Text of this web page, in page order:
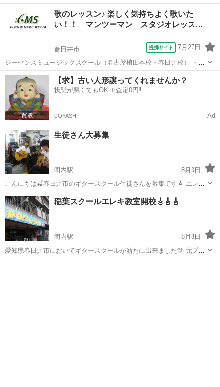
スティックギター教室お知らせです👍️生徒さん募集中です😃曜日や時
間帯はオショー先生と相談です😋残り1枠となりました🎸🎸🎸 理論や
リズム、楽譜読解力や...
小牧市 ギター リモート
歌のレッスン♪ 楽しく気持ちよく歌いた
い！！ マンツーマン スタジオレッス…
春日井市 提携サイト 7月27日
ジーセンスミュージックスクール（名古屋植田本校・春日井校） ・美
容と健康の為に、腹式呼吸をマスターしてみたい。 ・人前に出て話す
とき、緊張して声が出ない。 ・何か気軽に新しい趣味を持ちたい。 ・
カラオケで格好よく歌いたい。...
愛知 春日井市 ボーカル
【求】古い人形譲ってくれませんか？
状態が悪くてもOK🙆‍♀️査定0円‼️
COYASH Ad
生徒さん大募集
間内駅
8月3日
こんにちは🍒春日井市のギタースクール生徒さんを募集です🎸 エレキ
教室・稲葉先生（火曜日・夜月2回・6千円～）オンライン教室・エレ
キ（毎週1回・月2回・8千円）にて開催しています🙆‍♀️お笑い教室と言
われます当店授業・1度お...
愛知 春日井市 間内駅 ギター お笑い
稲葉スクールエレキ教室開校🎸🎸🎸
間内駅
8月3日
愛知県春日井市においてギタースクールが新たに出来ました🫶 元プロ